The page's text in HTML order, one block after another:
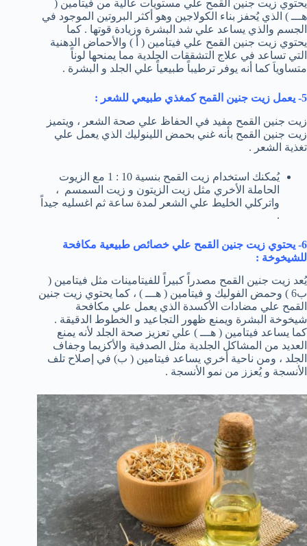
يحتوي زيت جنين القمح علي مستويات عالية من فيتامين (
هـــ ) الذي يُحفز بناء الكولاجين وهو أكثر البروتين الموجود في
الجسم والذي يساعد علي شد البشرة وزيادة قوتها . كما
يحتوي زيت جنين القمح علي فيتامين ( أ ) والأحماض الدهنية
التي تساعد في علاج التشققات الجلدية مما يمنحها لوناً
متساوياَ كما أنه يوفر ترطيباً طبيعياً علي الجلد و البشرة .
5- يعمل زيت جنين القمح كمغذي طبيعي للشعر :
زيت جنين القمح مفيد في الحفاظ علي صحة الشعر ، ويتميز
زيت جنين القمح بأنه غني بحمض اللينوليك الذي يعمل علي
تغذية الشعر .
يُمكنك استخدام زيت القمح بنسية 10 : 1 مع الزيوت
الحاملة الأخري مثل زيت الزيتون و زيت السمسم ،
واتركلي الخليط علي الشعر لمدة ساعة ثم اغسليه جيداً
.
6- يحتوي زيت جنين القمح علي خصائص طبيعية مكافحة
للشيخوخة :
يُعد زيت جنين القمح مصدراً كبيراً للفيتامينات مثل فيتامين (
ب6 ) وحمض الفوليك و فيتامين ( هـــ ) ، كما يحتوي زيت جنين
القمح علي مضادات الأكسدة الذي يعمل علي مكافحة
شيخوخة البشرة ويمنع ظهور التجاعيد و الخطوط الدقيقة .
كما يساعد فيتامين ( هـــ ) علي تعزيز صحة الجلد لأنه يمنع
العديد من المشاكل الجلدية مثل الصدفية والأكزيما وجفاف
الجلد ، ومن ناحية أخري يساعد فيتامين ( ب) في إصلاح تلف
الأنسجة و يُعزز من نمو الأنسجة .